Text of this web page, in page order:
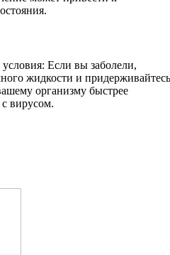
Если вы заболели,
жидкости и придерживайтесь
организму быстрее
с вирусом.